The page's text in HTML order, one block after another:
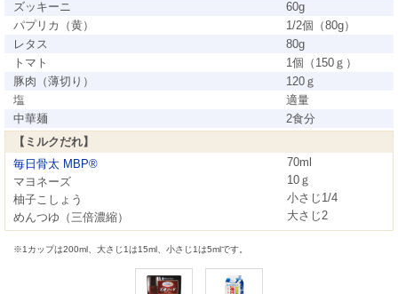
ズッキーニ
60g
パプリカ（黄）
1/2個（80g）
レタス
80g
トマト
1個（150ｇ）
豚肉（薄切り）
120ｇ
塩
適量
中華麺
2食分
【ミルクだれ】
毎日骨太 MBP®
70ml
マヨネーズ
10ｇ
柚子こしょう
小さじ1/4
めんつゆ（三倍濃縮）
大さじ2
※1カップは200ml、大さじ1は15ml、小さじ1は5mlです。